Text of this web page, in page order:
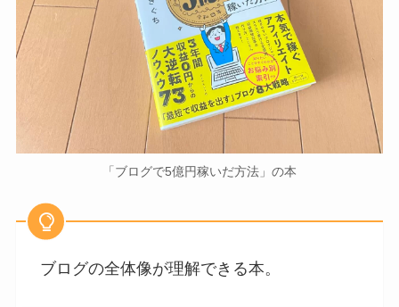
「ブログで5億円稼いだ方法」の本
ブログの全体像が理解できる本。